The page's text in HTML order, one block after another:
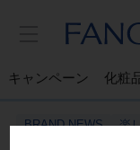
キャンペーン 化粧
BRAND NEWS 楽